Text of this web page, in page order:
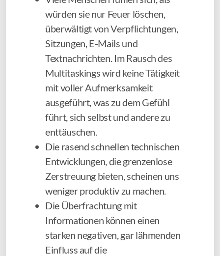
würden sie nur Feuer löschen,
überwältigt von Verpflichtungen,
Sitzungen, E-Mails und
Textnachrichten. Im Rausch des
Multitaskings wird keine Tätigkeit
mit voller Aufmerksamkeit
ausgeführt, was zu dem Gefühl
führt, sich selbst und andere zu
enttäuschen.
Die rasend schnellen technischen
Entwicklungen, die grenzenlose
Zerstreuung bieten, scheinen uns
weniger produktiv zu machen.
Die Überfrachtung mit
Informationen können einen
starken negativen, gar lähmenden
Einfluss auf die